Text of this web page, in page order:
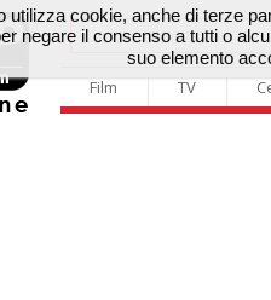
Film TV
utilizza cookie, anche di terze
negare il consenso a tutti o
suo elemento